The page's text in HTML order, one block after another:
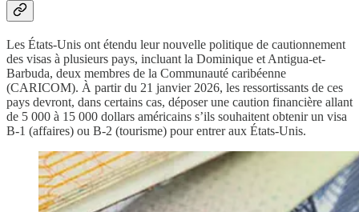
Les États-Unis ont étendu leur nouvelle politique de cautionnement
des visas à plusieurs pays, incluant la Dominique et Antigua-et-
Barbuda, deux membres de la Communauté caribéenne
(CARICOM). À partir du 21 janvier 2026, les ressortissants de ces
pays devront, dans certains cas, déposer une caution financière allant
de 5 000 à 15 000 dollars américains s’ils souhaitent obtenir un visa
B-1 (affaires) ou B-2 (tourisme) pour entrer aux États-Unis.